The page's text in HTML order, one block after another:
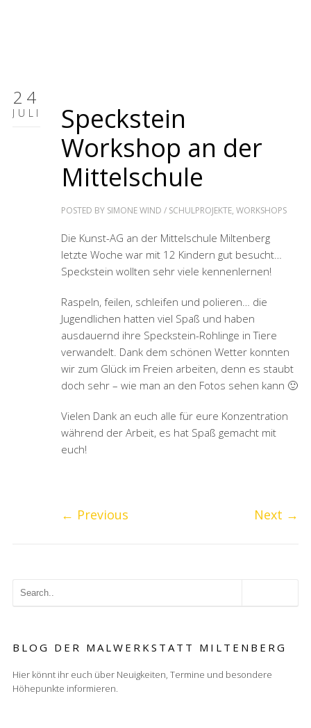
24
JULI
Speckstein
Workshop an der
Mittelschule
POSTED BY SIMONE WIND / SCHULPROJEKTE, WORKSHOPS
Die Kunst-AG an der Mittelschule Miltenberg
letzte Woche war mit 12 Kindern gut besucht…
Speckstein wollten sehr viele kennenlernen!
Raspeln, feilen, schleifen und polieren… die
Jugendlichen hatten viel Spaß und haben
ausdauernd ihre Speckstein-Rohlinge in Tiere
verwandelt. Dank dem schönen Wetter konnten
wir zum Glück im Freien arbeiten, denn es staubt
doch sehr – wie man an den Fotos sehen kann 🙂
Vielen Dank an euch alle für eure Konzentration
während der Arbeit, es hat Spaß gemacht mit
euch!
← Previous Next →
BLOG DER MALWERKSTATT MILTENBERG
Hier könnt ihr euch über Neuigkeiten, Termine und besondere
Höhepunkte informieren.